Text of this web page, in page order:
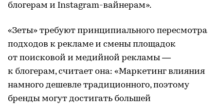
блогерам и Instagram-вайнерам».
«Зеты» требуют принципиального пересмотра
подходов к рекламе и смены площадок
от поисковой и медийной рекламы —
к блогерам, считает она: «Маркетинг влияния
намного дешевле традиционного, поэтому
бренды могут достигать большей